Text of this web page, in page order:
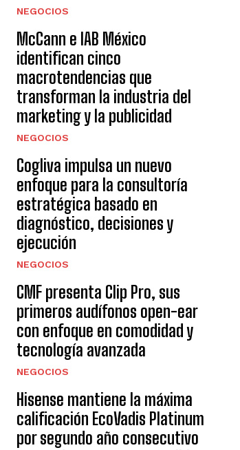
NEGOCIOS
McCann e IAB México
identifican cinco
macrotendencias que
transforman la industria del
marketing y la publicidad
NEGOCIOS
Cogliva impulsa un nuevo
enfoque para la consultoría
estratégica basado en
diagnóstico, decisiones y
ejecución
NEGOCIOS
CMF presenta Clip Pro, sus
primeros audífonos open-ear
con enfoque en comodidad y
tecnología avanzada
NEGOCIOS
Hisense mantiene la máxima
calificación EcoVadis Platinum
por segundo año consecutivo